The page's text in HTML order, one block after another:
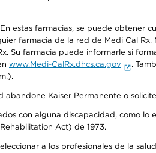
estas farmacias, se puede obtener
farmacia de la red de Medi Cal
Su farmacia puede informarle si
www.Medi-CalRx.dhcs.ca.gov
.
Kaiser Permanente o
con alguna discapacidad, como lo
Act) de 1973.
a los profesionales de la